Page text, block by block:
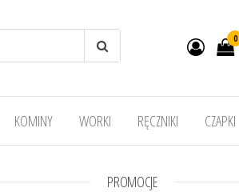
0
KOMINY WORKI RĘCZNIKI CZAPKI
PROMOCJE